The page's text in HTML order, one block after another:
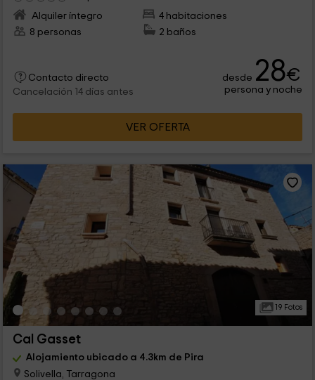
Alquiler íntegro
4 habitaciones
8 personas
2 baños
Contacto directo
Cancelación 14 días antes
desde 28€
persona y noche
VER OFERTA
19 Fotos
Cal Gasset
Alojamiento ubicado a 4.3km de Pira
Solivella, Tarragona